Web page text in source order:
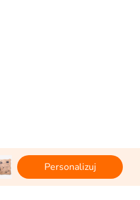
Personalizuj